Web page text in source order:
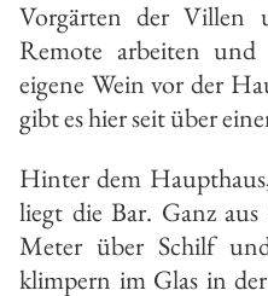
Vorgärten der Villen
Remote arbeiten und
eigene Wein vor der
gibt es hier seit über
Hinter dem
liegt die Bar. Ganz
Meter über Schilf
klimpern im Glas in